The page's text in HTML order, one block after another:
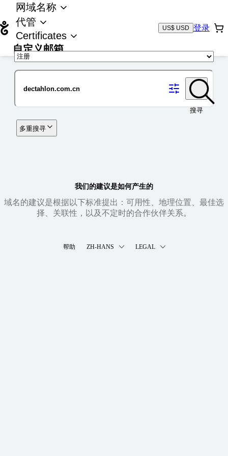
网域名称
代管
Certificates
自定义邮箱
US$ USD 登录
搜寻
多重搜寻
我们的建议是如何产生的
域名的建议是根据以下标准提出：可用性、地理位置、最佳选
择、关联性，以及不定时的合作伙伴关系。
帮助 ZH-HANS LEGAL